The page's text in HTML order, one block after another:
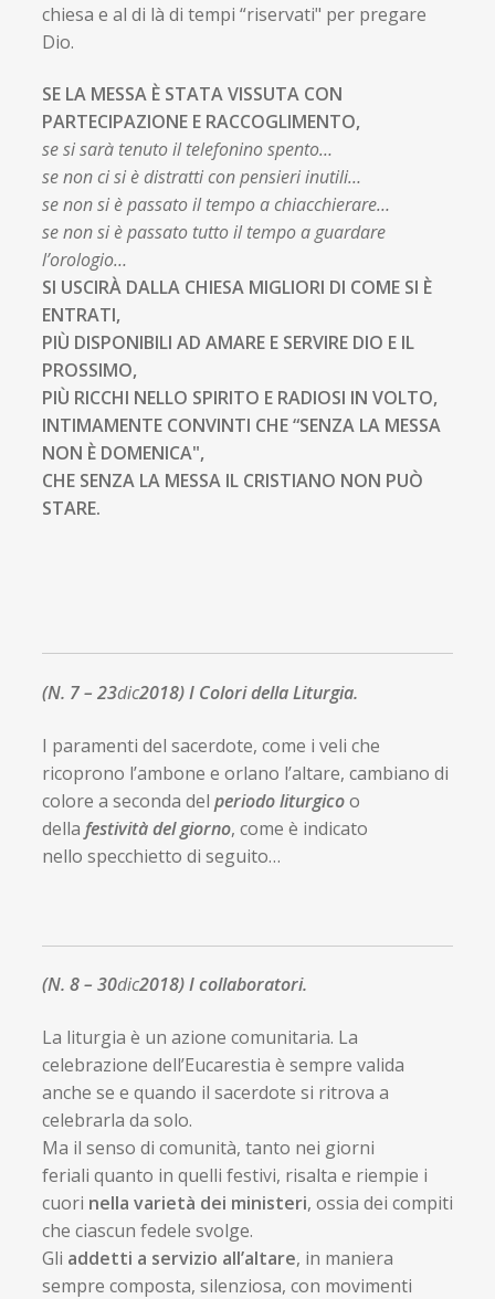
chiesa e al di là di tempi “riservati" per pregare
Dio.
SE LA MESSA È STATA VISSUTA CON
PARTECIPAZIONE E RACCOGLIMENTO,
se si sarà tenuto il telefonino spento…
se non ci si è distratti con pensieri inutili…
se non si è passato il tempo a chiacchierare…
se non si è passato tutto il tempo a guardare
l’orologio…
SI USCIRÀ DALLA CHIESA MIGLIORI DI COME SI È
ENTRATI,
PIÙ DISPONIBILI AD AMARE E SERVIRE DIO E IL
PROSSIMO,
PIÙ RICCHI NELLO SPIRITO E RADIOSI IN VOLTO,
INTIMAMENTE CONVINTI CHE “SENZA LA MESSA
NON È DOMENICA",
CHE SENZA LA MESSA IL CRISTIANO NON PUÒ
STARE.
(N. 7 – 23dic2018)I Colori della Liturgia.
I paramenti del sacerdote, come i veli che
ricoprono l’ambone e orlano l’altare, cambiano di
colore a seconda del periodo liturgicoo
della festività del giorno, come è indicato
nello specchietto di seguito…
(N. 8 – 30dic2018)I collaboratori.
La liturgia è un azione comunitaria. La
celebrazione dell’Eucarestia è sempre valida
anche se e quando il sacerdote si ritrova a
celebrarla da solo.
Ma il senso di comunità, tanto nei giorni
feriali quanto in quelli festivi, risalta e riempie i
cuori nella varietà dei ministeri, ossia dei compiti
che ciascun fedele svolge.
Gli addetti a servizio all’altare, in maniera
sempre composta, silenziosa, con movimenti